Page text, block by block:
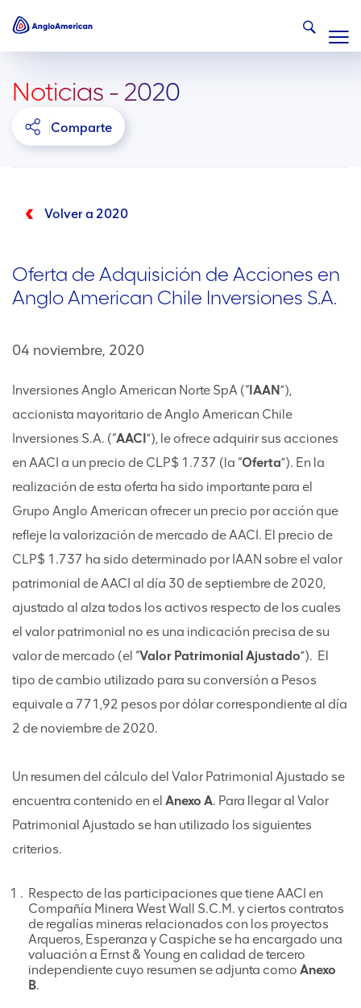
Noticias - 2020
Comparte
Volver a 2020
Oferta de Adquisición de Acciones en
Anglo American Chile Inversiones S.A.
04 noviembre, 2020
Inversiones Anglo American Norte SpA (“IAAN”),
accionista mayoritario de Anglo American Chile
Inversiones S.A. (“AACI”), le ofrece adquirir sus acciones
en AACI a un precio de CLP$ 1.737 (la “Oferta”). En la
realización de esta oferta ha sido importante para el
Grupo Anglo American ofrecer un precio por acción que
refleje la valorización de mercado de AACI. El precio de
CLP$ 1.737 ha sido determinado por IAAN sobre el valor
patrimonial de AACI al día 30 de septiembre de 2020,
ajustado al alza todos los activos respecto de los cuales
el valor patrimonial no es una indicación precisa de su
valor de mercado (el “Valor Patrimonial Ajustado”). El
tipo de cambio utilizado para su conversión a Pesos
equivale a 771,92 pesos por dólar correspondiente al día
2 de noviembre de 2020.
Un resumen del cálculo del Valor Patrimonial Ajustado se
encuentra contenido en el Anexo A. Para llegar al Valor
Patrimonial Ajustado se han utilizado los siguientes
criterios.
Respecto de las participaciones que tiene AACI en
Compañía Minera West Wall S.C.M. y ciertos contratos
de regalías mineras relacionados con los proyectos
Arqueros, Esperanza y Caspiche se ha encargado una
valuación a Ernst & Young en calidad de tercero
independiente cuyo resumen se adjunta como Anexo
B.